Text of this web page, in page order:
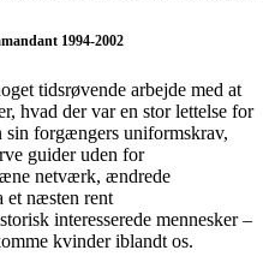
1994-2002
tidsrøvende arbejde med at
hvad der var en stor lettelse for
sin forgængers uniformskrav,
guider uden for
netværk, ændrede
et næsten rent
interesserede mennesker –
kvinder iblandt os.